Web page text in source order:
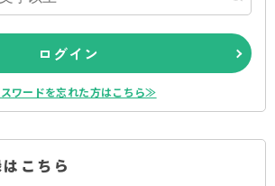
ログイン
ワードを忘れた方はこちら≫
こちら